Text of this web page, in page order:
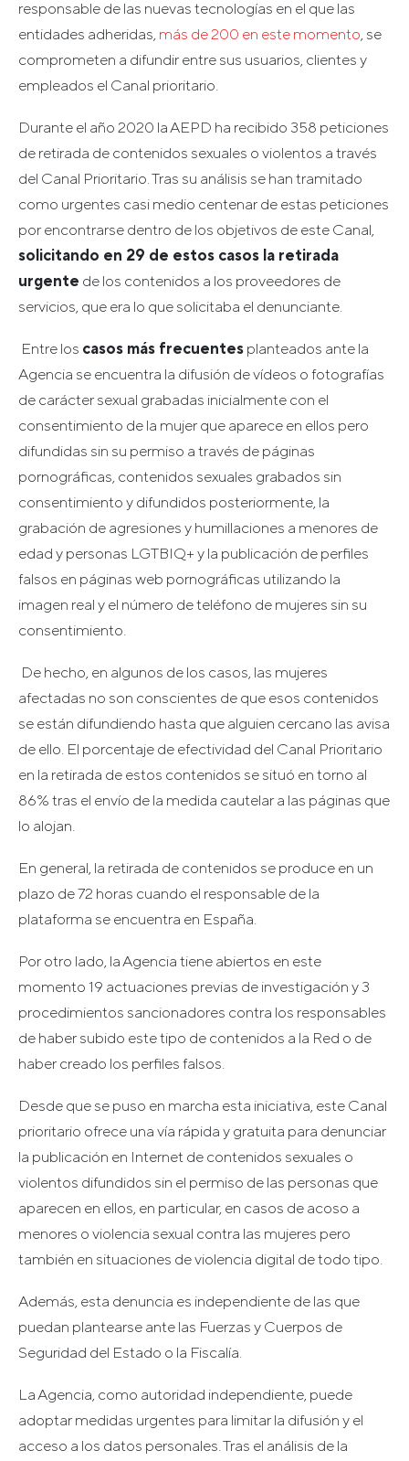
responsable de las nuevas tecnologías en el que las
entidades adheridas, más de 200 en este momento, se
comprometen a difundir entre sus usuarios, clientes y
empleados el Canal prioritario.
Durante el año 2020 la AEPD ha recibido 358 peticiones
de retirada de contenidos sexuales o violentos a través
del Canal Prioritario. Tras su análisis se han tramitado
como urgentes casi medio centenar de estas peticiones
por encontrarse dentro de los objetivos de este Canal,
solicitando en 29 de estos casos la retirada
urgente de los contenidos a los proveedores de
servicios, que era lo que solicitaba el denunciante.
Entre los casos más frecuentes planteados ante la
Agencia se encuentra la difusión de vídeos o fotografías
de carácter sexual grabadas inicialmente con el
consentimiento de la mujer que aparece en ellos pero
difundidas sin su permiso a través de páginas
pornográficas, contenidos sexuales grabados sin
consentimiento y difundidos posteriormente, la
grabación de agresiones y humillaciones a menores de
edad y personas LGTBIQ+ y la publicación de perfiles
falsos en páginas web pornográficas utilizando la
imagen real y el número de teléfono de mujeres sin su
consentimiento.
De hecho, en algunos de los casos, las mujeres
afectadas no son conscientes de que esos contenidos
se están difundiendo hasta que alguien cercano las avisa
de ello. El porcentaje de efectividad del Canal Prioritario
en la retirada de estos contenidos se situó en torno al
86% tras el envío de la medida cautelar a las páginas que
lo alojan.
En general, la retirada de contenidos se produce en un
plazo de 72 horas cuando el responsable de la
plataforma se encuentra en España.
Por otro lado, la Agencia tiene abiertos en este
momento 19 actuaciones previas de investigación y 3
procedimientos sancionadores contra los responsables
de haber subido este tipo de contenidos a la Red o de
haber creado los perfiles falsos.
Desde que se puso en marcha esta iniciativa, este Canal
prioritario ofrece una vía rápida y gratuita para denunciar
la publicación en Internet de contenidos sexuales o
violentos difundidos sin el permiso de las personas que
aparecen en ellos, en particular, en casos de acoso a
menores o violencia sexual contra las mujeres pero
también en situaciones de violencia digital de todo tipo.
Además, esta denuncia es independiente de las que
puedan plantearse ante las Fuerzas y Cuerpos de
Seguridad del Estado o la Fiscalía.
La Agencia, como autoridad independiente, puede
adoptar medidas urgentes para limitar la difusión y el
acceso a los datos personales. Tras el análisis de la